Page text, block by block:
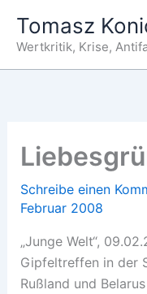
Inhalt
springen
Tomasz
Wertkritik, Krise,
Schreibe einen
Februar 2008
„Junge Welt“,
Gipfeltreffen in der
Rußland und